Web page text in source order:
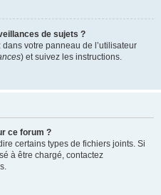
de sujets ?
votre panneau de l’utilisateur
) et suivez les instructions.
ce forum ?
certains types de fichiers joints. Si
à être chargé, contactez